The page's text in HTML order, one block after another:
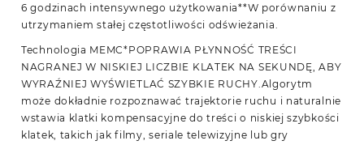
6 godzinach intensywnego użytkowania**W porównaniu z
utrzymaniem stałej częstotliwości odświeżania.
Technologia MEMC*POPRAWIA PŁYNNOŚĆ TREŚCI
NAGRANEJ W NISKIEJ LICZBIE KLATEK NA SEKUNDĘ, ABY
WYRAŹNIEJ WYŚWIETLAĆ SZYBKIE RUCHY.Algorytm
może dokładnie rozpoznawać trajektorie ruchu i naturalnie
wstawia klatki kompensacyjne do treści o niskiej szybkości
klatek, takich jak filmy, seriale telewizyjne lub gry